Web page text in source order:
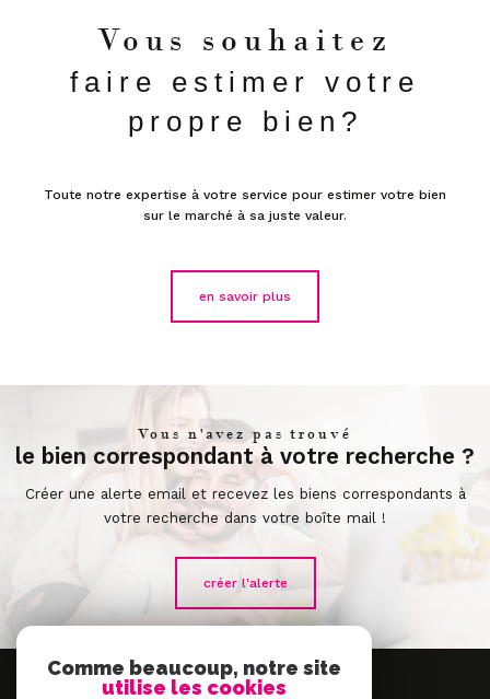
Vous souhaitez
faire estimer votre
propre bien?
Toute notre expertise à votre service pour estimer votre bien
sur le marché à sa juste valeur.
en savoir plus
Vous n'avez pas trouvé
le bien correspondant à votre recherche ?
Créer une alerte email et recevez les biens correspondants à
votre recherche dans votre boîte mail !
créer l'alerte
Se
Comme beaucoup, notre site
utilise les cookies